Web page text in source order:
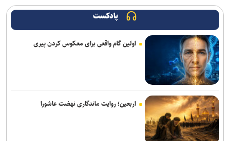
اربعین تجلی قدرت هویت‌بخش تمدن اسلامی و دست نصرت الهی در
راهکارهای علمی مقابله با اضطراب در شرایط جنگی از زبان استاد تمام
رشته روانشناسی بالینی
افزایش ۳۸ درصدی درآمد شهریه ای واحد استاد فرشچیان/ حرکت به
سمت درآمد پایدار غیرشهریه‌ای با کلینیک مرمت، کارگاه‌ها و شناسنامه آثار
پادکست
اولین گام واقعی برای معکوس کردن پیری
اربعین؛ روایت ماندگاری نهضت عاشورا